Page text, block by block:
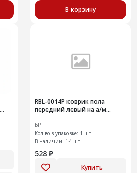
В корзину
RВL-0014Р коврик пола
передний левый на а/м
БРТ
Кол-во в упаковке: 1 шт.
В наличии: 14 шт.
528 ₽
Купить